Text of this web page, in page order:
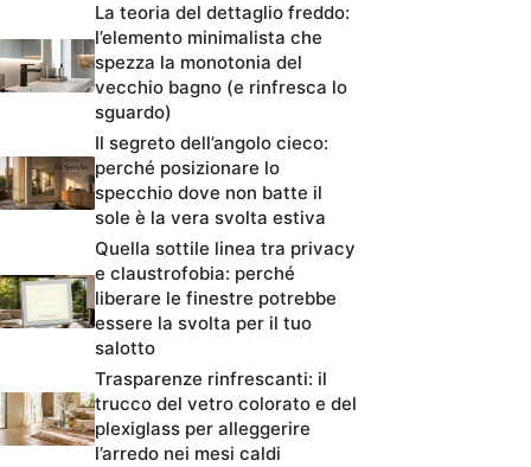
La teoria del dettaglio freddo:
l’elemento minimalista che
spezza la monotonia del
vecchio bagno (e rinfresca lo
sguardo)
Il segreto dell’angolo cieco:
perché posizionare lo
specchio dove non batte il
sole è la vera svolta estiva
Quella sottile linea tra privacy
e claustrofobia: perché
liberare le finestre potrebbe
essere la svolta per il tuo
salotto
Trasparenze rinfrescanti: il
trucco del vetro colorato e del
plexiglass per alleggerire
l’arredo nei mesi caldi